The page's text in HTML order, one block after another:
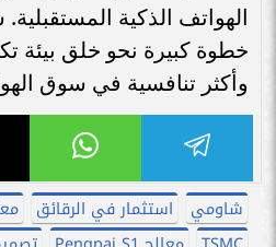
الهواتف الذكية
خطوة كبيرة نحو خلق بيئة
وأكثر تنافسية في سوق
شاومي استثمار في الرقائق